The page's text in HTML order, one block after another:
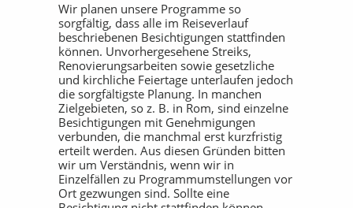
Wir planen unsere Programme so
sorgfältig, dass alle im Reiseverlauf
beschriebenen Besichtigungen stattfinden
können. Unvorhergesehene Streiks,
Renovierungsarbeiten sowie gesetzliche
und kirchliche Feiertage unterlaufen jedoch
die sorgfältigste Planung. In manchen
Zielgebieten, so z. B. in Rom, sind einzelne
Besichtigungen mit Genehmigungen
verbunden, die manchmal erst kurzfristig
erteilt werden. Aus diesen Gründen bitten
wir um Verständnis, wenn wir in
Einzelfällen zu Programmumstellungen vor
Ort gezwungen sind. Sollte eine